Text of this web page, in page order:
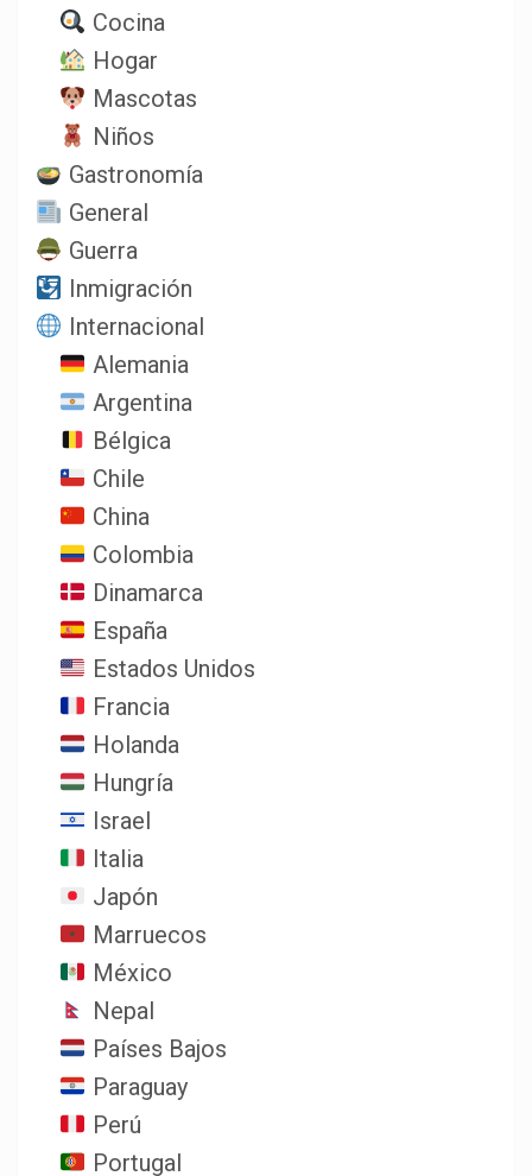
Cocina
Hogar
Mascotas
Niños
Gastronomía
General
Guerra
Inmigración
Internacional
Alemania
Argentina
Bélgica
Chile
China
Colombia
Dinamarca
España
Estados Unidos
Francia
Holanda
Hungría
Israel
Italia
Japón
Marruecos
México
Nepal
Países Bajos
Paraguay
Perú
Portugal